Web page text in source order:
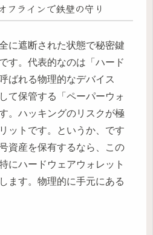
フラインで鉄壁の守り
に遮断された状態で秘密鍵
す。代表的なのは「ハード
ばれる物理的なデバイス
て保管する「ペーパーウォ
。ハッキングのリスクが極
ットです。というか、です
資産を保有するなら、この
にハードウェアウォレット
ます。物理的に手元にある